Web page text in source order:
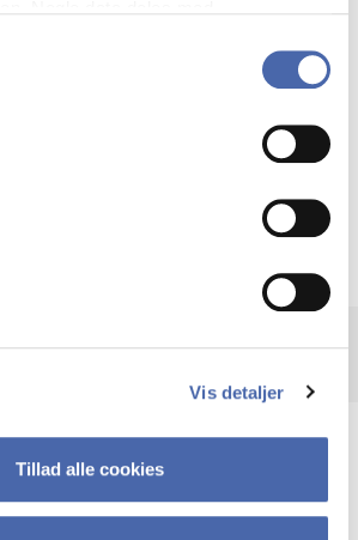
bestemmer selv - og kan altid trække
Vis detaljer
Tillad alle cookies